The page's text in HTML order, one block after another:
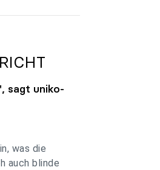
sagt uniko-
was die
auch blinde